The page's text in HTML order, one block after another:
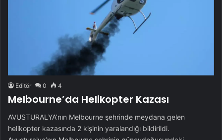
Editör 0 4
Melbourne’da Helikopter Kazası
AVUSTURALYA’nın Melbourne şehrinde meydana gelen
helikopter kazasında 2 kişinin yaralandığı bildirildi.